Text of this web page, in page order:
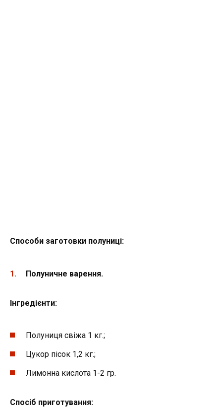
Способи заготовки полуниці:
Полуничне варення.
Інгредієнти:
Полуниця свіжа 1 кг.;
Цукор пісок 1,2 кг.;
Лимонна кислота 1-2 гр.
Спосіб приготування: